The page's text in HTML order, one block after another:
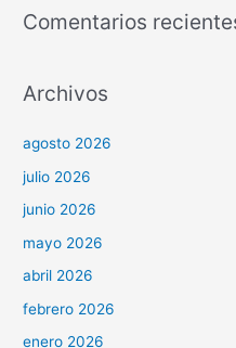
Comentarios
Archivos
agosto 2026
julio 2026
junio 2026
mayo 2026
abril 2026
febrero 2026
enero 2026